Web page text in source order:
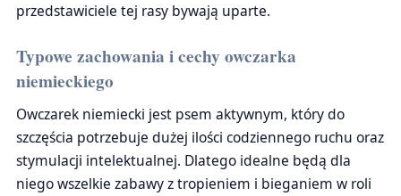
przedstawiciele tej rasy bywają uparte.
Typowe zachowania i cechy owczarka
niemieckiego
Owczarek niemiecki jest psem aktywnym, który do
szczęścia potrzebuje dużej ilości codziennego ruchu oraz
stymulacji intelektualnej. Dlatego idealne będą dla
niego wszelkie zabawy z tropieniem i bieganiem w roli